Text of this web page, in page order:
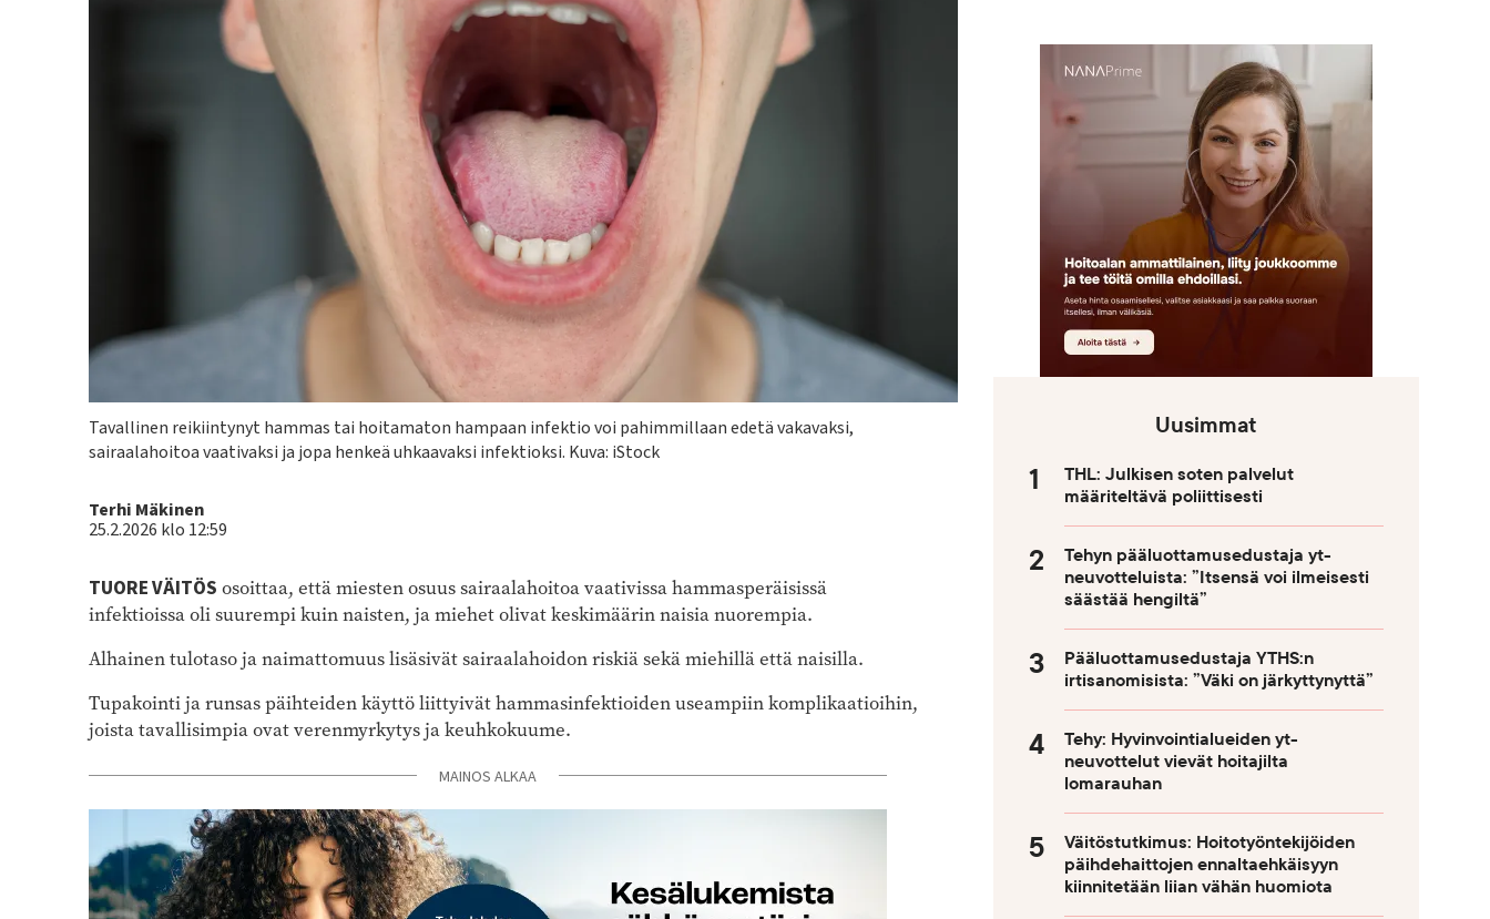
Kuvateksti
Tavallinen reikiintynyt hammas tai hoitamaton hampaan infektio voi pahimmillaan edetä vakavaksi,
sairaalahoitoa vaativaksi ja jopa henkeä uhkaavaksi infektioksi. Kuva: iStock
Kirjoittaja
Terhi Mäkinen
25.2.2026 klo 12:59
TUORE VÄITÖS osoittaa, että miesten osuus sairaalahoitoa vaativissa hammasperäisissä
infektioissa oli suurempi kuin naisten, ja miehet olivat keskimäärin naisia nuorempia.
Alhainen tulotaso ja naimattomuus lisäsivät sairaalahoidon riskiä sekä miehillä että naisilla.
Tupakointi ja runsas päihteiden käyttö liittyivät hammasinfektioiden useampiin komplikaatioihin,
joista tavallisimpia ovat verenmyrkytys ja keuhkokuume.
MAINOS ALKAA
Uusimmat
THL: Julkisen soten palvelut
määriteltävä poliittisesti
Tehyn pääluottamusedustaja yt-
neuvotteluista: ”Itsensä voi ilmeisesti
säästää hengiltä”
Pääluottamusedustaja YTHS:n
irtisanomisista: ”Väki on järkyttynyttä”
Tehy: Hyvinvointialueiden yt-
neuvottelut vievät hoitajilta
lomarauhan
Väitöstutkimus: Hoitotyöntekijöiden
päihdehaittojen ennaltaehkäisyyn
kiinnitetään liian vähän huomiota